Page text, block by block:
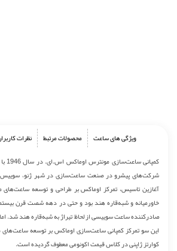
ویژگی های ساعت محصولات مرتبط نظرات
شرکت‌های پیشرو در صنعت ساعت‌سازی در شهر ژنو،
آغازین تاسیس، تمرکز اوماکس بر طراحی و توسعه ساعت‌های
خاورمیانه و شبه‌قاره هند بود و حتی در دهه شصت قرن
صادرکننده ساعت سوییسی از لحاظ تیراژ به شبه‌قاره هند شد.
این سو تمرکز کمپانی ساعت‌سازی اوماکس بر توسعه ساعت‌های
کوارتز ژاپنی در کلاس قیمت اکونومی معطوف گردیده است.